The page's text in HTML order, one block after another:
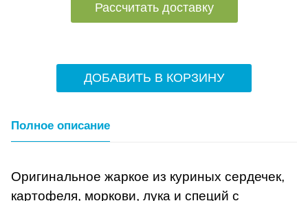
Рассчитать доставку
ДОБАВИТЬ В КОРЗИНУ
Полное описание
Оригинальное жаркое из куриных сердечек,
картофеля, моркови, лука и специй с